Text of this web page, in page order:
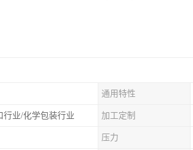
通用特性
行业/化学包装行业 加工定制
压力